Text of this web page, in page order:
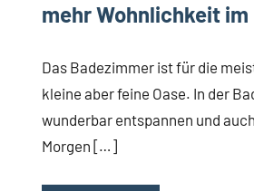
mehr Wohnlichkeit im
Das Badezimmer ist für die
kleine aber feine Oase. In der
wunderbar entspannen und
Morgen […]